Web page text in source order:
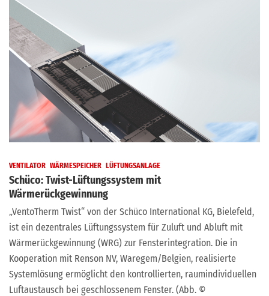
VENTILATOR WÄRMESPEICHER LÜFTUNGSANLAGE
Schüco: Twist-Lüftungssystem mit
Wärmerückgewinnung
„VentoTherm Twist“ von der Schüco International KG, Bielefeld,
ist ein dezentrales Lüftungssystem für Zuluft und Abluft mit
Wärmerückgewinnung (WRG) zur Fensterintegration. Die in
Kooperation mit Renson NV, Waregem/Belgien, realisierte
Systemlösung ermöglicht den kontrollierten, raumindividuellen
Luftaustausch bei geschlossenem Fenster. (Abb. ©